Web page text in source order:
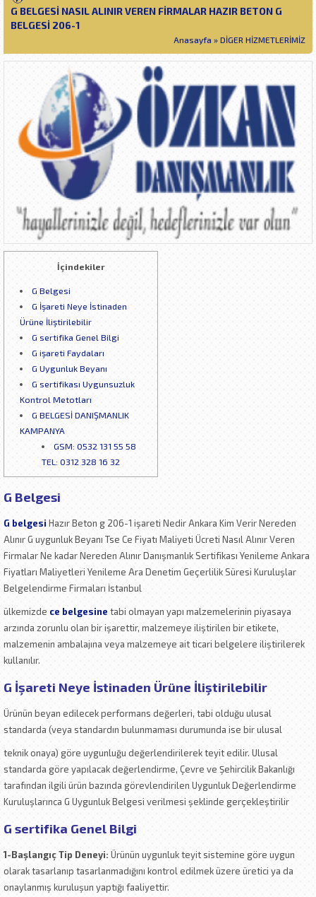
G BELGESI NASIL ALINIR VEREN FIRMALAR HAZIR BETON G
BELGESI 206-1
Anasayfa » DİGER HİZMETLERİMİZ
İçindekiler
G Belgesi
G İşareti Neye İstinaden
Ürüne İliştirilebilir
G sertifika Genel Bilgi
G işareti Faydaları
G Uygunluk Beyanı
G sertifikası Uygunsuzluk
Kontrol Metotları
G BELGESİ DANIŞMANLIK
KAMPANYA
GSM: 0532 131 55 58
TEL: 0312 328 16 32
G Belgesi
G belgesi Hazır Beton g 206-1 işareti Nedir Ankara Kim Verir Nereden
Alınır G uygunluk Beyanı Tse Ce Fiyatı Maliyeti Ücreti Nasıl Alınır Veren
Firmalar Ne kadar Nereden Alınır Danışmanlık Sertifikası Yenileme Ankara
Fiyatları Maliyetleri Yenileme Ara Denetim Geçerlilik Süresi Kuruluşlar
Belgelendirme Firmaları İstanbul
ülkemizde ce belgesine tabi olmayan yapı malzemelerinin piyasaya
arzında zorunlu olan bir işarettir, malzemeye iliştirilen bir etikete,
malzemenin ambalajına veya malzemeye ait ticari belgelere iliştirilerek
kullanılır.
G İşareti Neye İstinaden Ürüne İliştirilebilir
Ürünün beyan edilecek performans değerleri, tabi olduğu ulusal
standarda (veya standardın bulunmaması durumunda ise bir ulusal
teknik onaya) göre uygunluğu değerlendirilerek teyit edilir. Ulusal
standarda göre yapılacak değerlendirme, Çevre ve Şehircilik Bakanlığı
tarafından ilgili ürün bazında görevlendirilen Uygunluk Değerlendirme
Kuruluşlarınca G Uygunluk Belgesi verilmesi şeklinde gerçekleştirilir
G sertifika Genel Bilgi
1-Başlangıç Tip Deneyi: Ürünün uygunluk teyit sistemine göre uygun
olarak tasarlanıp tasarlanmadığını kontrol edilmek üzere üretici ya da
onaylanmış kuruluşun yaptığı faaliyettir.